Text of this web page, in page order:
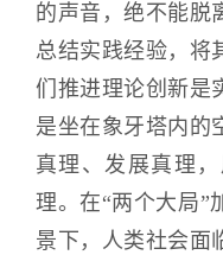
的声音，绝不能脱
总结实践经验，将
们推进理论创新是
是坐在象牙塔内的
真理、发展真理
理。在“两个大局”
景下，人类社会面